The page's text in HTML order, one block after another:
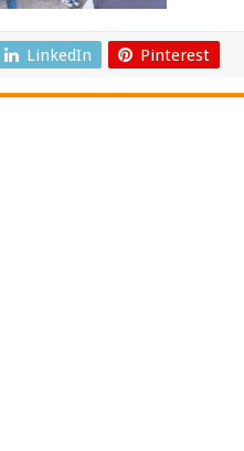
LinkedIn Pinterest